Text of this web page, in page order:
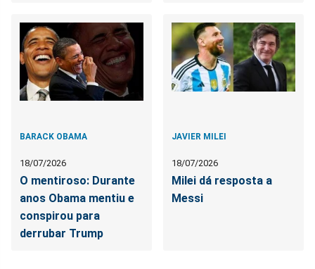
BARACK OBAMA
18/07/2026
O mentiroso: Durante
anos Obama mentiu e
conspirou para
derrubar Trump
JAVIER MILEI
18/07/2026
Milei dá resposta a
Messi